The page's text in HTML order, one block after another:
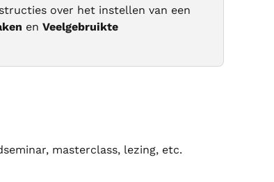
over het instellen van een
en Veelgebruikte
masterclass, lezing, etc.